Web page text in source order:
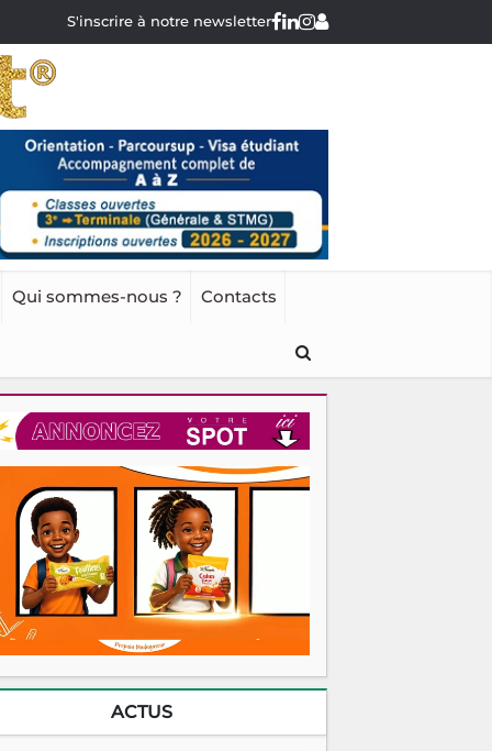
S'inscrire à notre newsletter
Qui sommes-nous ? Contacts
ACTUS